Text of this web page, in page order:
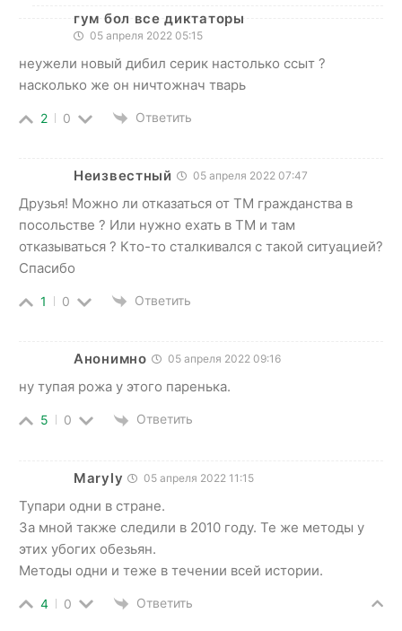
гум бол все диктаторы
05 апреля 2022 05:15
неужели новый дибил серик настолько ссыт ?
насколько же он ничтожнач тварь
2 0 Ответить
Неизвестный 05 апреля 2022 07:47
Друзья! Можно ли отказаться от ТМ гражданства в
посольстве ? Или нужно ехать в ТМ и там
отказываться ? Кто-то сталкивался с такой ситуацией?
Спасибо
1 0 Ответить
Анонимно 05 апреля 2022 09:16
ну тупая рожа у этого паренька.
5 0 Ответить
Maryly 05 апреля 2022 11:15
Тупари одни в стране.
За мной также следили в 2010 году. Те же методы у
этих убогих обезьян.
Методы одни и теже в течении всей истории.
4 0 Ответить